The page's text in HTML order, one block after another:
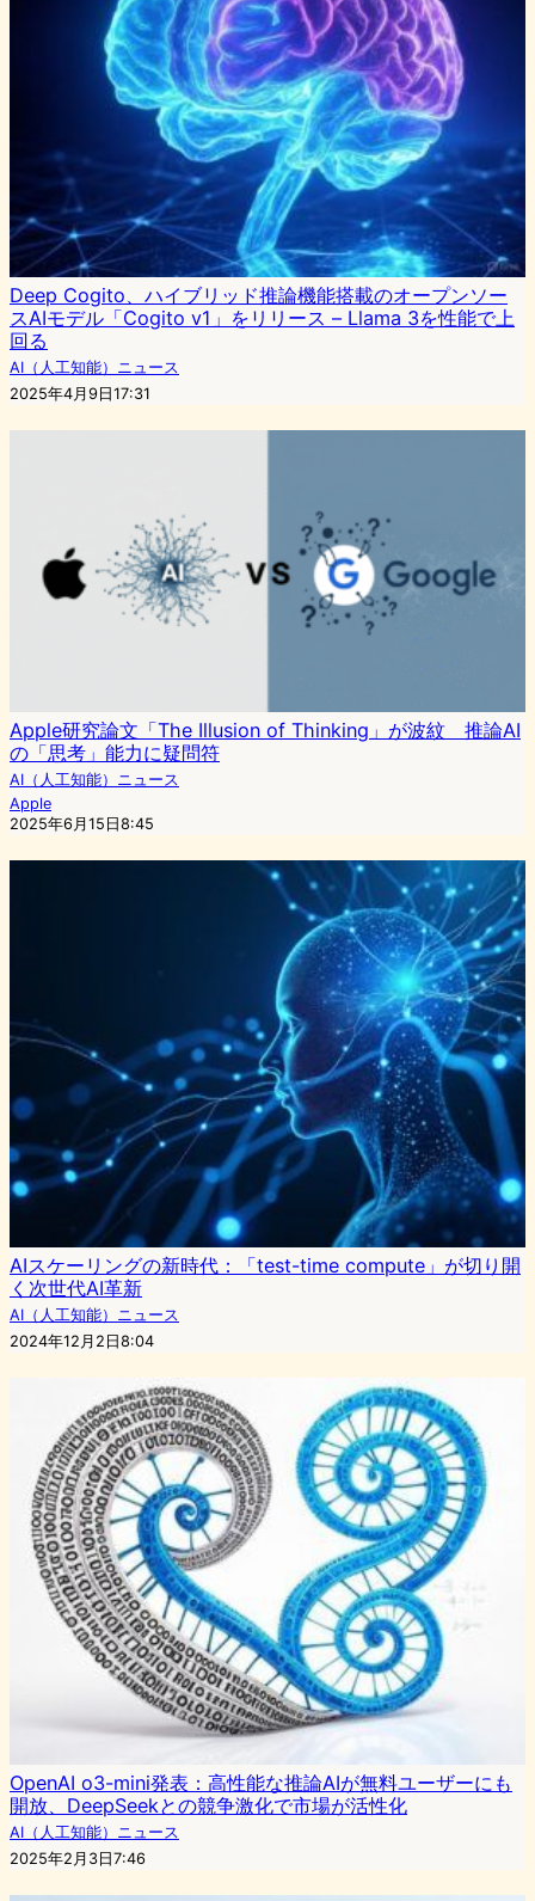
Deep Cogito、ハイブリッド推論機能搭載のオープンソー
スAIモデル「Cogito v1」をリリース – Llama 3を性能で上
回る
AI（人工知能）ニュース
2025年4月9日17:31
Apple研究論文「The Illusion of Thinking」が波紋 推論AI
の「思考」能力に疑問符
AI（人工知能）ニュース
Apple
2025年6月15日8:45
AIスケーリングの新時代：「test-time compute」が切り開
く次世代AI革新
AI（人工知能）ニュース
2024年12月2日8:04
OpenAI o3-mini発表：高性能な推論AIが無料ユーザーにも
開放、DeepSeekとの競争激化で市場が活性化
AI（人工知能）ニュース
2025年2月3日7:46